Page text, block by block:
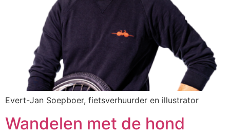
Evert-Jan Soepboer, fietsverhuurder en illustrator
Wandelen met de hond